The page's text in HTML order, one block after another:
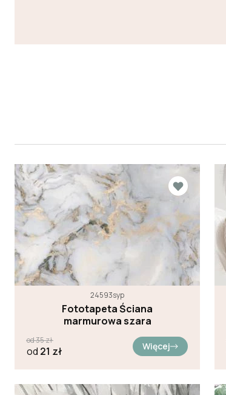
24593syp
Fototapeta Ściana
marmurowa szara
od35zł
od 21 zł Więcej